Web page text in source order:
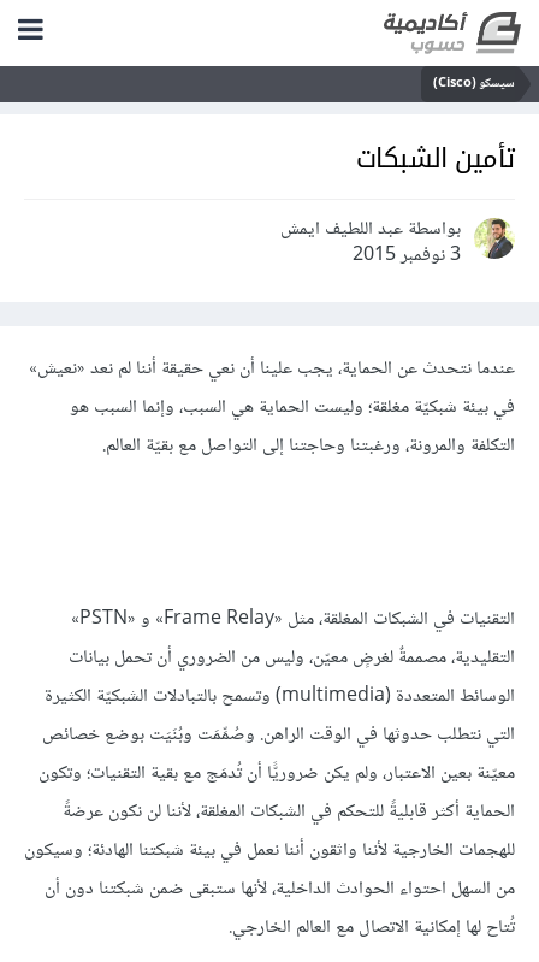
سيسكو (Cisco)
تأمين الشبكات
بواسطة عبد اللطيف ايمش
3 نوفمبر 2015
عندما نتحدث عن الحماية، يجب علينا أن نعي حقيقة أننا لم نعد «نعيش»
في بيئة شبكيّة مغلقة؛ وليست الحماية هي السبب، وإنما السبب هو
التكلفة والمرونة، ورغبتنا وحاجتنا إلى التواصل مع بقيّة العالم.
التقنيات في الشبكات المغلقة، مثل «Frame Relay» و «PSTN»
التقليدية، مصممةٌ لغرضٍ معيّن، وليس من الضروري أن تحمل بيانات
الوسائط المتعددة (multimedia) وتسمح بالتبادلات الشبكيّة الكثيرة
التي نتطلب حدوثها في الوقت الراهن. وصُمِّمَت وبُنَيَت بوضع خصائص
معيّنة بعين الاعتبار، ولم يكن ضروريًّا أن تُدمَج مع بقية التقنيات؛ وتكون
الحماية أكثر قابليةً للتحكم في الشبكات المغلقة، ﻷننا لن نكون عرضةً
للهجمات الخارجية لأننا واثقون أننا نعمل في بيئة شبكتنا الهادئة؛ وسيكون
من السهل احتواء الحوادث الداخلية، لأنها ستبقى ضمن شبكتنا دون أن
تُتاح لها إمكانية الاتصال مع العالم الخارجي.